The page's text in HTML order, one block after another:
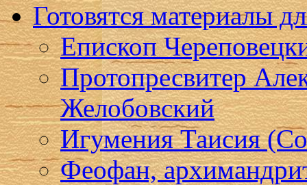
Готовятся материалы
Епископ
Протопресвитер
Желобовский
Игумения Таисия
Феофан,